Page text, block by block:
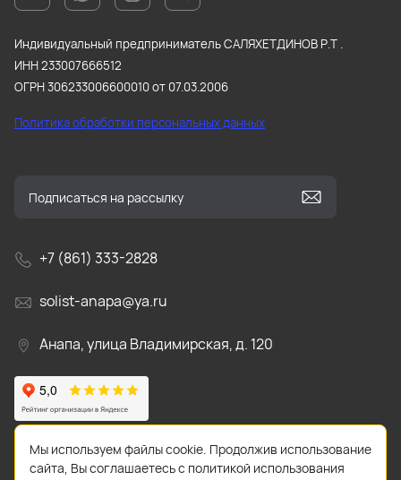
Индивидуальный предприниматель САЛЯХЕТДИНОВ Р.Т .
ИНН 233007666512
ОГРН 306233006600010 от 07.03.2006
Политика обработки персональных данных
+7 (861) 333-2828
solist-anapa@ya.ru
Анапа, улица Владимирская, д. 120
Мы используем файлы cookie. Продолжив использование
сайта, Вы соглашаетесь с политикой использования